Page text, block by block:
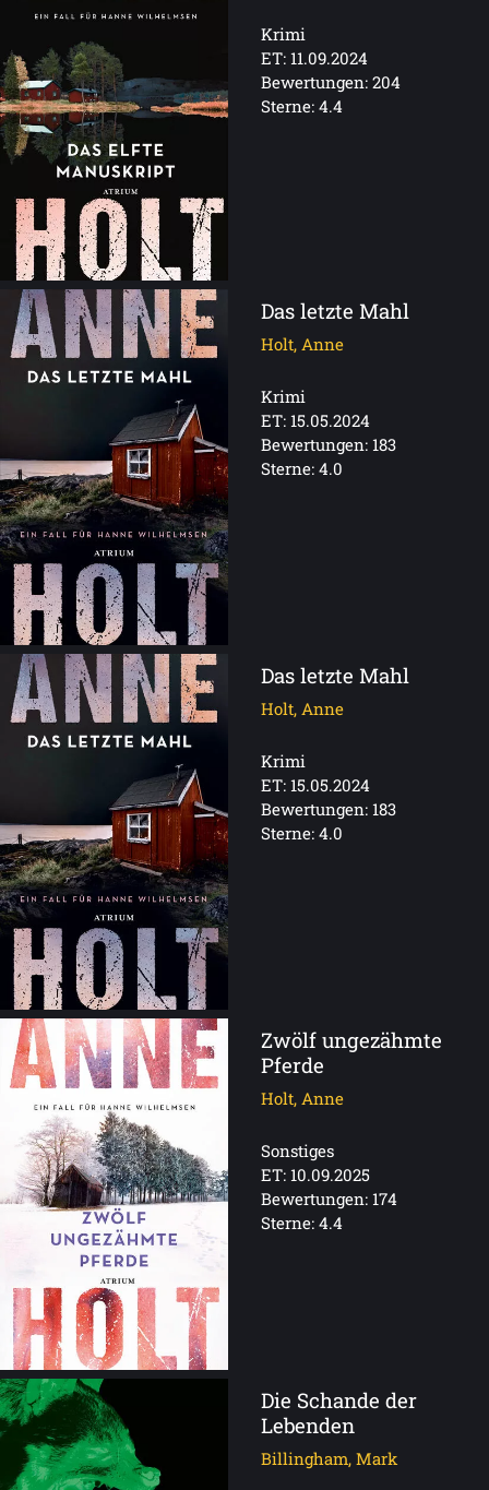
Krimi
ET: 11.09.2024
Bewertungen: 204
Sterne: 4.4
Das letzte Mahl
Holt, Anne
Krimi
ET: 15.05.2024
Bewertungen: 183
Sterne: 4.0
Das letzte Mahl
Holt, Anne
Krimi
ET: 15.05.2024
Bewertungen: 183
Sterne: 4.0
Zwölf ungezähmte
Pferde
Holt, Anne
Sonstiges
ET: 10.09.2025
Bewertungen: 174
Sterne: 4.4
Die Schande der
Lebenden
Billingham, Mark